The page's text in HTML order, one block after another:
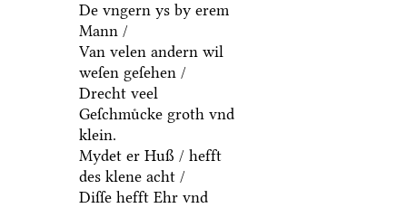
De vngern ys by erem
Mann /
Van velen andern wil
weſen geſehen /
Drecht veel
Geſchmuͤcke groth vnd
klein.
Mydet er Huß / hefft
des klene acht /
Diſſe hefft Ehr vnd